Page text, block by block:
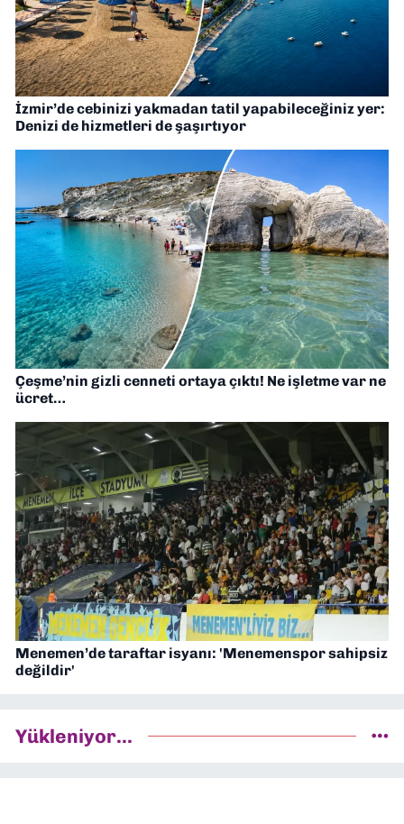
İzmir’de cebinizi yakmadan tatil yapabileceğiniz yer:
Denizi de hizmetleri de şaşırtıyor
Çeşme’nin gizli cenneti ortaya çıktı! Ne işletme var ne
ücret…
Menemen’de taraftar isyanı: 'Menemenspor sahipsiz
değildir'
Yükleniyor...